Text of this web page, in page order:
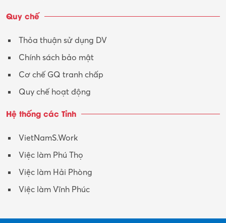
Quy chế
Thỏa thuận sử dụng DV
Chính sách bảo mật
Cơ chế GQ tranh chấp
Quy chế hoạt động
Hệ thống các Tỉnh
VietNamS.Work
Việc làm Phú Thọ
Việc làm Hải Phòng
Việc làm Vĩnh Phúc